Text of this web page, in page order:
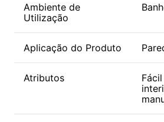
Ambiente de
Utilização
Aplicação do Produto
Atributos